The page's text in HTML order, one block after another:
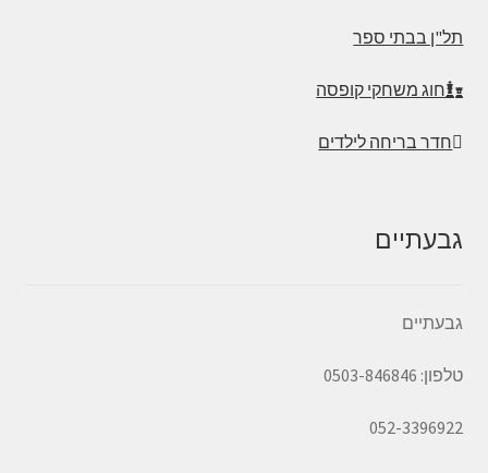
תל"ן בבתי ספר
חוג משחקי קופסה
חדר בריחה לילדים
גבעתיים
גבעתיים
טלפון: 0503-846846
052-3396922